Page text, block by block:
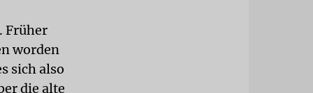
Früher
worden
sich also
die alte